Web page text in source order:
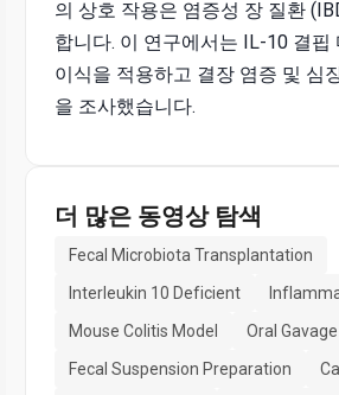
의 상호 작용은 염증성 장 질환
합니다. 이 연구에서는 IL-10 결핍
이식을 적용하고 결장 염증 및 심
을 조사했습니다.
더 많은 동영상 탐색
Fecal Microbiota Transplantation
Interleukin 10 Deficient
Mouse Colitis Model
Oral Gavage
Fecal Suspension Preparation